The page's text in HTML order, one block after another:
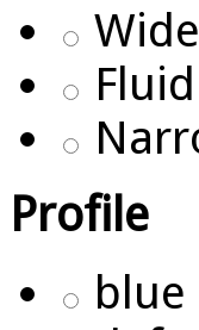
Fluid
Profile
blue